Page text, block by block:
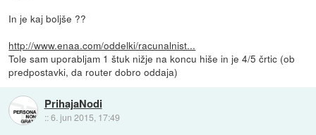
In je kaj boljše ??
http://www.enaa.com/oddelki/racunalnist...
Tole sam uporabljam 1 štuk nižje na koncu hiše in je 4/5 črtic (ob
predpostavki, da router dobro oddaja)
PrihajaNodi
::6. jun 2015, 17:49